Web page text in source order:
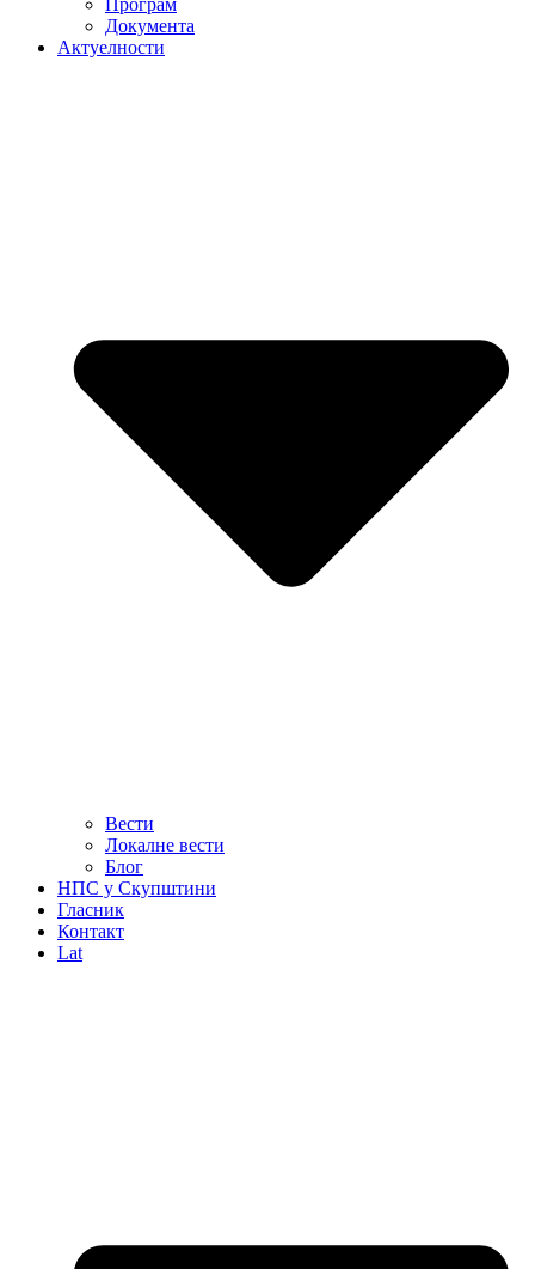
Документа
Актуелности
Вести
Локалне вести
Блог
НПС у Скупштини
Гласник
Контакт
Lat